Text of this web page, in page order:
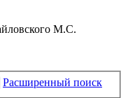
М.С.
Расширенный поиск